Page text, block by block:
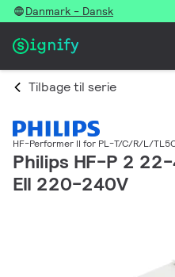
Danmark - Dansk
Tilbage til serie
HF-Performer II for PL-T/C/R/L/
Philips HF-P 2
EII 220-240V